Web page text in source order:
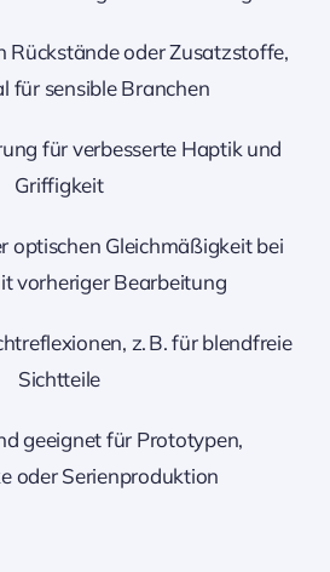
Rückstände oder Zusatzstoffe,
für sensible Branchen
für verbesserte Haptik und
Griffigkeit
optischen Gleichmäßigkeit bei
vorheriger Bearbeitung
z. B. für blendfreie
Sichtteile
geeignet für Prototypen,
oder Serienproduktion